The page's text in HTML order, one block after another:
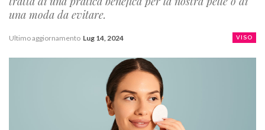
una moda da evitare.
VISO
Ultimo aggiornamento Lug 14, 2024